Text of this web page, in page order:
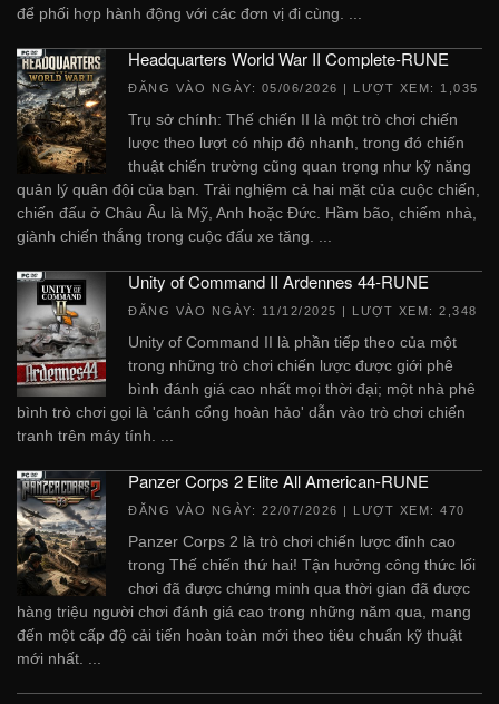
để phối hợp hành động với các đơn vị đi cùng. ...
Headquarters World War II Complete-RUNE
ĐĂNG VÀO NGÀY: 05/06/2026 | LƯỢT XEM: 1,035
Trụ sở chính: Thế chiến II là một trò chơi chiến
lược theo lượt có nhịp độ nhanh, trong đó chiến
thuật chiến trường cũng quan trọng như kỹ năng
quản lý quân đội của bạn. Trải nghiệm cả hai mặt của cuộc chiến,
chiến đấu ở Châu Âu là Mỹ, Anh hoặc Đức. Hầm bão, chiếm nhà,
giành chiến thắng trong cuộc đấu xe tăng. ...
Unity of Command II Ardennes 44-RUNE
ĐĂNG VÀO NGÀY: 11/12/2025 | LƯỢT XEM: 2,348
Unity of Command II là phần tiếp theo của một
trong những trò chơi chiến lược được giới phê
bình đánh giá cao nhất mọi thời đại; một nhà phê
bình trò chơi gọi là 'cánh cổng hoàn hảo' dẫn vào trò chơi chiến
tranh trên máy tính. ...
Panzer Corps 2 Elite All American-RUNE
ĐĂNG VÀO NGÀY: 22/07/2026 | LƯỢT XEM: 470
Panzer Corps 2 là trò chơi chiến lược đỉnh cao
trong Thế chiến thứ hai! Tận hưởng công thức lối
chơi đã được chứng minh qua thời gian đã được
hàng triệu người chơi đánh giá cao trong những năm qua, mang
đến một cấp độ cải tiến hoàn toàn mới theo tiêu chuẩn kỹ thuật
mới nhất. ...